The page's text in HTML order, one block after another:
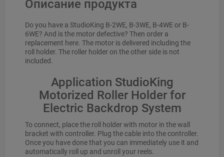
Описание продукта
Do you have a StudioKing B-2WE, B-3WE, B-4WE or B-
6WE? And is the motor defective? Then order a
replacement here. The motor is delivered including the
roll holder. The roller holder on the other side is not
included.
Application StudioKing
Motorized Roller Holder for
Electric Backdrop System
To connect, place the roll holder with motor in the wall
bracket with controller. Plug the cable into the controller.
Once you have done that you can immediately use it and
automatically roll up and unroll your reels.